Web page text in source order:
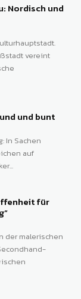
Nordisch und
vereint
und bunt
In Sachen
auf
für
der malerischen